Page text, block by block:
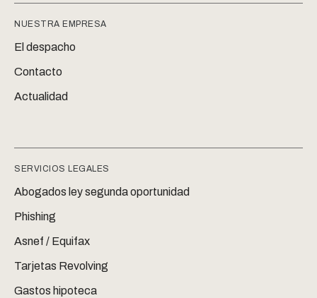
NUESTRA EMPRESA
El despacho
Contacto
Actualidad
SERVICIOS LEGALES
Abogados ley segunda oportunidad
Phishing
Asnef / Equifax
Tarjetas Revolving
Gastos hipoteca